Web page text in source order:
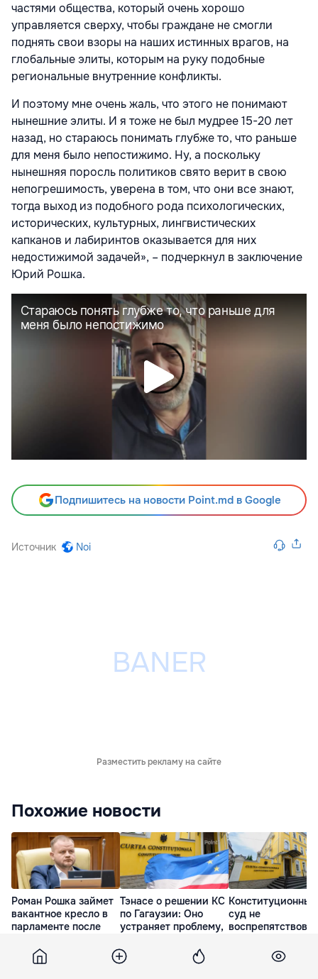
частями общества, который очень хорошо
управляется сверху, чтобы граждане не смогли
поднять свои взоры на наших истинных врагов, на
глобальные элиты, которым на руку подобные
региональные внутренние конфликты.
И поэтому мне очень жаль, что этого не понимают
нынешние элиты. И я тоже не был мудрее 15-20 лет
назад, но стараюсь понимать глубже то, что раньше
для меня было непостижимо. Ну, а поскольку
нынешняя поросль политиков свято верит в свою
непогрешимость, уверена в том, что они все знают,
тогда выход из подобного рода психологических,
исторических, культурных, лингвистических
капканов и лабиринтов оказывается для них
недостижимой задачей», – подчеркнул в заключение
Юрий Рошка.
Подпишитесь на новости Point.md в Google
Источник Noi
Разместить рекламу на сайте
Похожие новости
Роман Рошка займет
вакантное кресло в
парламенте после
Трубки
Тэнасе о решении КС
по Гагаузии: Оно
устраняет проблему,
решить
Конституционный
суд не
воспрепятствовал
х палат в Молдове